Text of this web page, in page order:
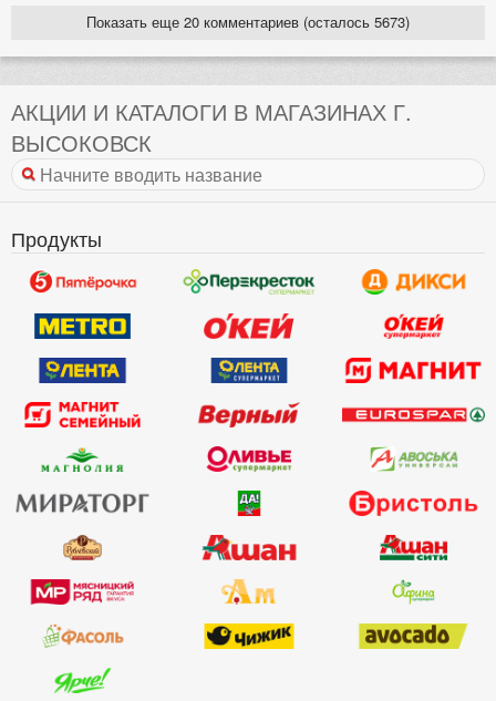
Показать еще 20 комментариев (осталось 5673)
АКЦИИ И КАТАЛОГИ В МАГАЗИНАХ Г.
ВЫСОКОВСК
Продукты